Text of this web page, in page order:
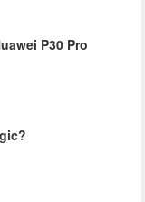
P30 Pro